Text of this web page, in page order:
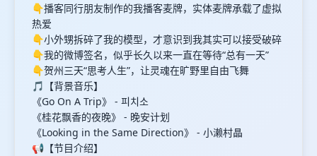
👇播客同行朋友制作的我播客麦牌，实体麦牌承载了虚拟
热爱
👇小外甥拆碎了我的模型，才意识到我其实可以接受破碎
👇我的微博签名，似乎长久以来一直在等待“总有一天”
👇贺州三天“思考人生”，让灵魂在旷野里自由飞舞
🎵【背景音乐】
《Go On A Trip》 - 피치소
《桂花飘香的夜晚》 - 晚安计划
《Looking in the Same Direction》 - 小濑村晶
📢【节目介绍】